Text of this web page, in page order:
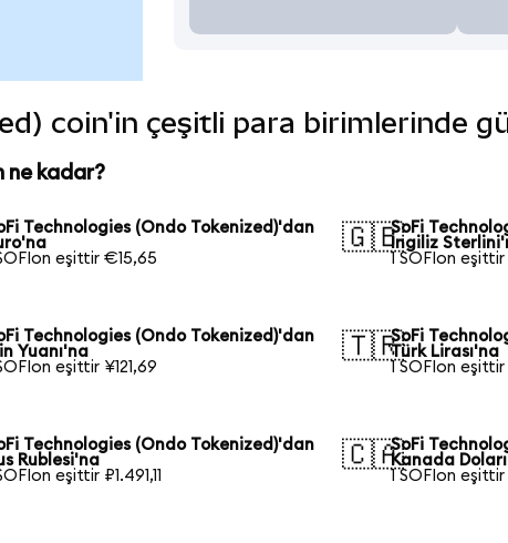
coin'in çeşitli para birimlerinde
ne kadar?
Technologies (Ondo Tokenized)'dan
eşittir €15,65
🇬🇧SoFi
İngiliz
1 SOFIon eşittir
Technologies (Ondo Tokenized)'dan
Yuanı'na
eşittir ¥121,69
🇹🇷SoFi
Türk Lirası'na
1 SOFIon
Technologies (Ondo Tokenized)'dan
Rublesi'na
eşittir ₽1.491,11
🇨🇦SoFi
Kanada
1 SOFIon eşittir